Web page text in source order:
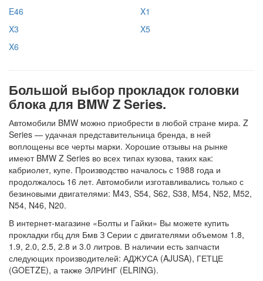
E46
X1
X3
X5
X6
Большой выбор прокладок головки
блока для BMW Z Series.
Автомобили BMW можно приобрести в любой стране мира. Z
Series — удачная представительница бренда, в ней
воплощены все черты марки. Хорошие отзывы на рынке
имеют BMW Z Series во всех типах кузова, таких как:
кабриолет, купе. Производство началось с 1988 года и
продолжалось 16 лет. Автомобили изготавливались только с
безиновыми двигателями: M43, S54, S62, S38, M54, N52, M52,
N54, N46, N20.
В интернет-магазине «Болты и Гайки» Вы можете купить
прокладки гбц для Бмв З Серии с двигателями объемом 1.8,
1.9, 2.0, 2.5, 2.8 и 3.0 литров. В наличии есть запчасти
следующих производителей: АДЖУСА (AJUSA), ГЕТЦЕ
(GOETZE), а также ЭЛРИНГ (ELRING).